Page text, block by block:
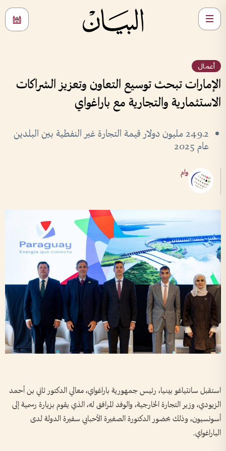
أعمال
الإمارات تبحث توسيع التعاون وتعزيز الشراكات
الاستثمارية والتجارية مع باراغواي
249.2 مليون دولار قيمة التجارة غير النفطية بين البلدين
عام 2025
وام
استقبل سانتياغو بينيا، رئيس جمهورية باراغواي، معالي الدكتور ثاني بن أحمد
الزيودي، وزير التجارة الخارجية، والوفد المرافق له، الذي يقوم بزيارة رسمية إلى
أسونسيون، وذلك بحضور الدكتورة الصغيرة الأحبابي سفيرة الدولة لدى
الباراغواي.